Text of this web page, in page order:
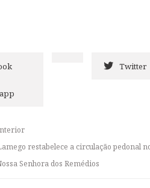
Twitter
restabelece a circulação pedonal
Senhora dos Remédios